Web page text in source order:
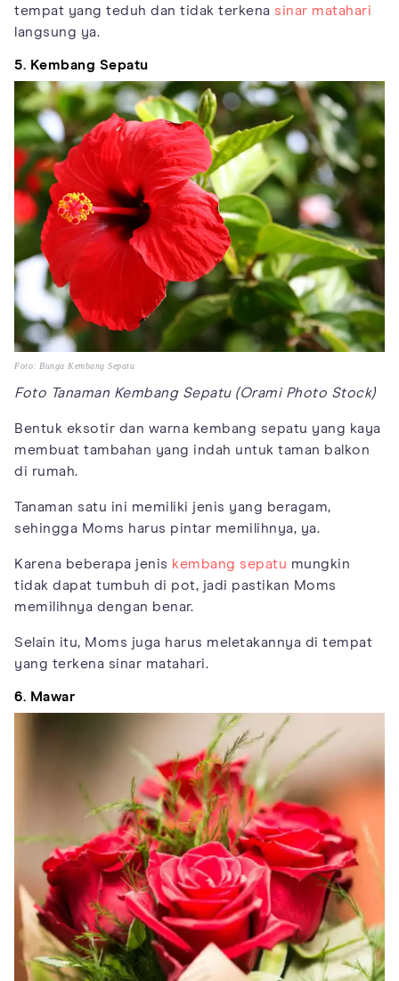
tempat yang teduh dan tidak terkena sinar matahari
langsung ya.
5. Kembang Sepatu
Foto: Bunga Kembang Sepatu
Foto Tanaman Kembang Sepatu (Orami Photo Stock)
Bentuk eksotir dan warna kembang sepatu yang kaya
membuat tambahan yang indah untuk taman balkon
di rumah.
Tanaman satu ini memiliki jenis yang beragam,
sehingga Moms harus pintar memilihnya, ya.
Karena beberapa jenis kembang sepatu mungkin
tidak dapat tumbuh di pot, jadi pastikan Moms
memilihnya dengan benar.
Selain itu, Moms juga harus meletakannya di tempat
yang terkena sinar matahari.
6. Mawar